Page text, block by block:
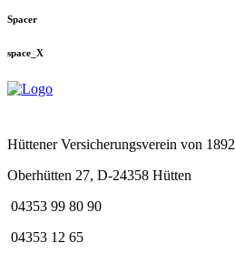
Spacer
space_X
Hüttener Versicherungsverein von 1892
Oberhütten 27, D-24358 Hütten
04353 99 80 90
04353 12 65